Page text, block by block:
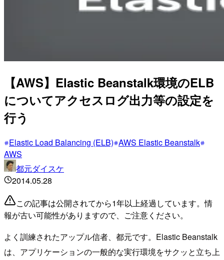
【AWS】Elastic Beanstalk環境のELB
についてアクセスログ出力等の設定を
行う
Elastic Load Balancing (ELB) AWS Elastic Beanstalk
AWS
都元ダイスケ
2014.05.28
この記事は公開されてから1年以上経過しています。情
報が古い可能性がありますので、ご注意ください。
よく訓練されたアップル信者、都元です。Elastic Beanstalk
は、アプリケーションの一般的な実行環境をサクッと立ち上